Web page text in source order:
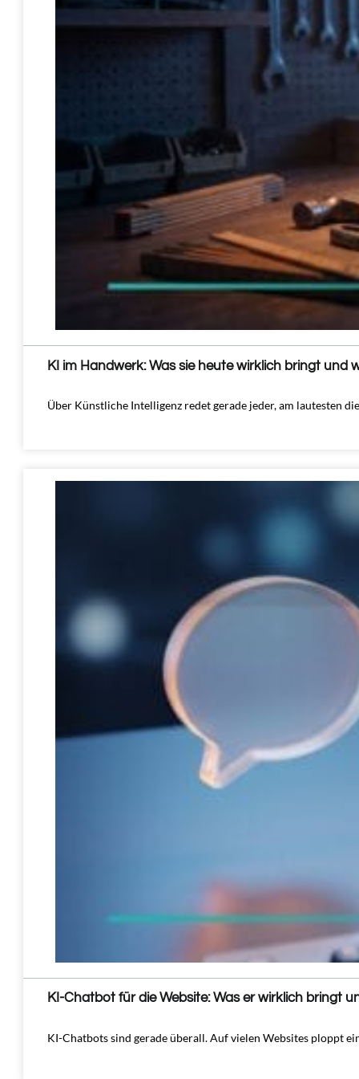
KI im Handwerk: Was sie heute wirklich bringt und
Über Künstliche Intelligenz redet gerade jeder, am lautesten
KI-Chatbot für die Website: Was er wirklich bringt
KI-Chatbots sind gerade überall. Auf vielen Websites ploppt